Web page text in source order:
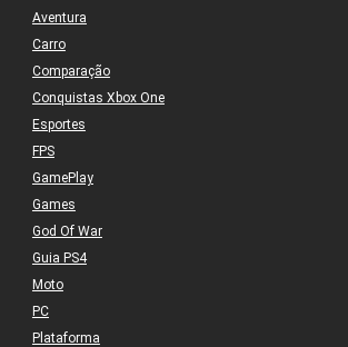
Aventura
Carro
Comparação
Conquistas Xbox One
Esportes
FPS
GamePlay
Games
God Of War
Guia PS4
Moto
PC
Plataforma